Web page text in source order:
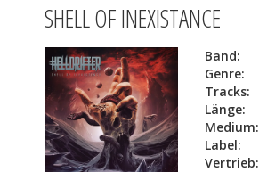
SHELL OF INEXISTANCE
Band:
Genre:
Tracks:
Länge:
Medium:
Label:
Vertrieb: